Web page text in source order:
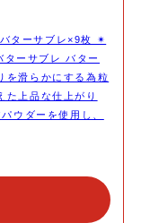
ターサブレ×9枚 ✴︎
ーサブレ バター
を滑らかにする為粒
た上品な仕上がり
ウダーを使用し、
れる仕上がりに。
食感で小麦をしっか
、北海道産小麦